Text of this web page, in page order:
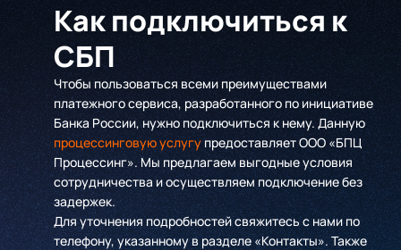
Как подключиться к
СБП
Чтобы пользоваться всеми преимуществами
платежного сервиса, разработанного по инициативе
Банка России, нужно подключиться к нему. Данную
процессинговую услугупредоставляет ООО «БПЦ
Процессинг». Мы предлагаем выгодные условия
сотрудничества и осуществляем подключение без
задержек.
Для уточнения подробностей свяжитесь с нами по
телефону, указанному в разделе «Контакты». Также